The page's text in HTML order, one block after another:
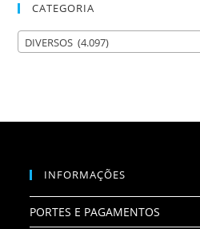
CATEGORIA
DIVERSOS (4.097)
INFORMAÇÕES
PORTES E PAGAMENTOS